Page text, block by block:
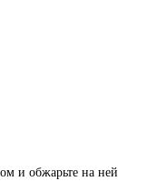
и обжарьте на ней